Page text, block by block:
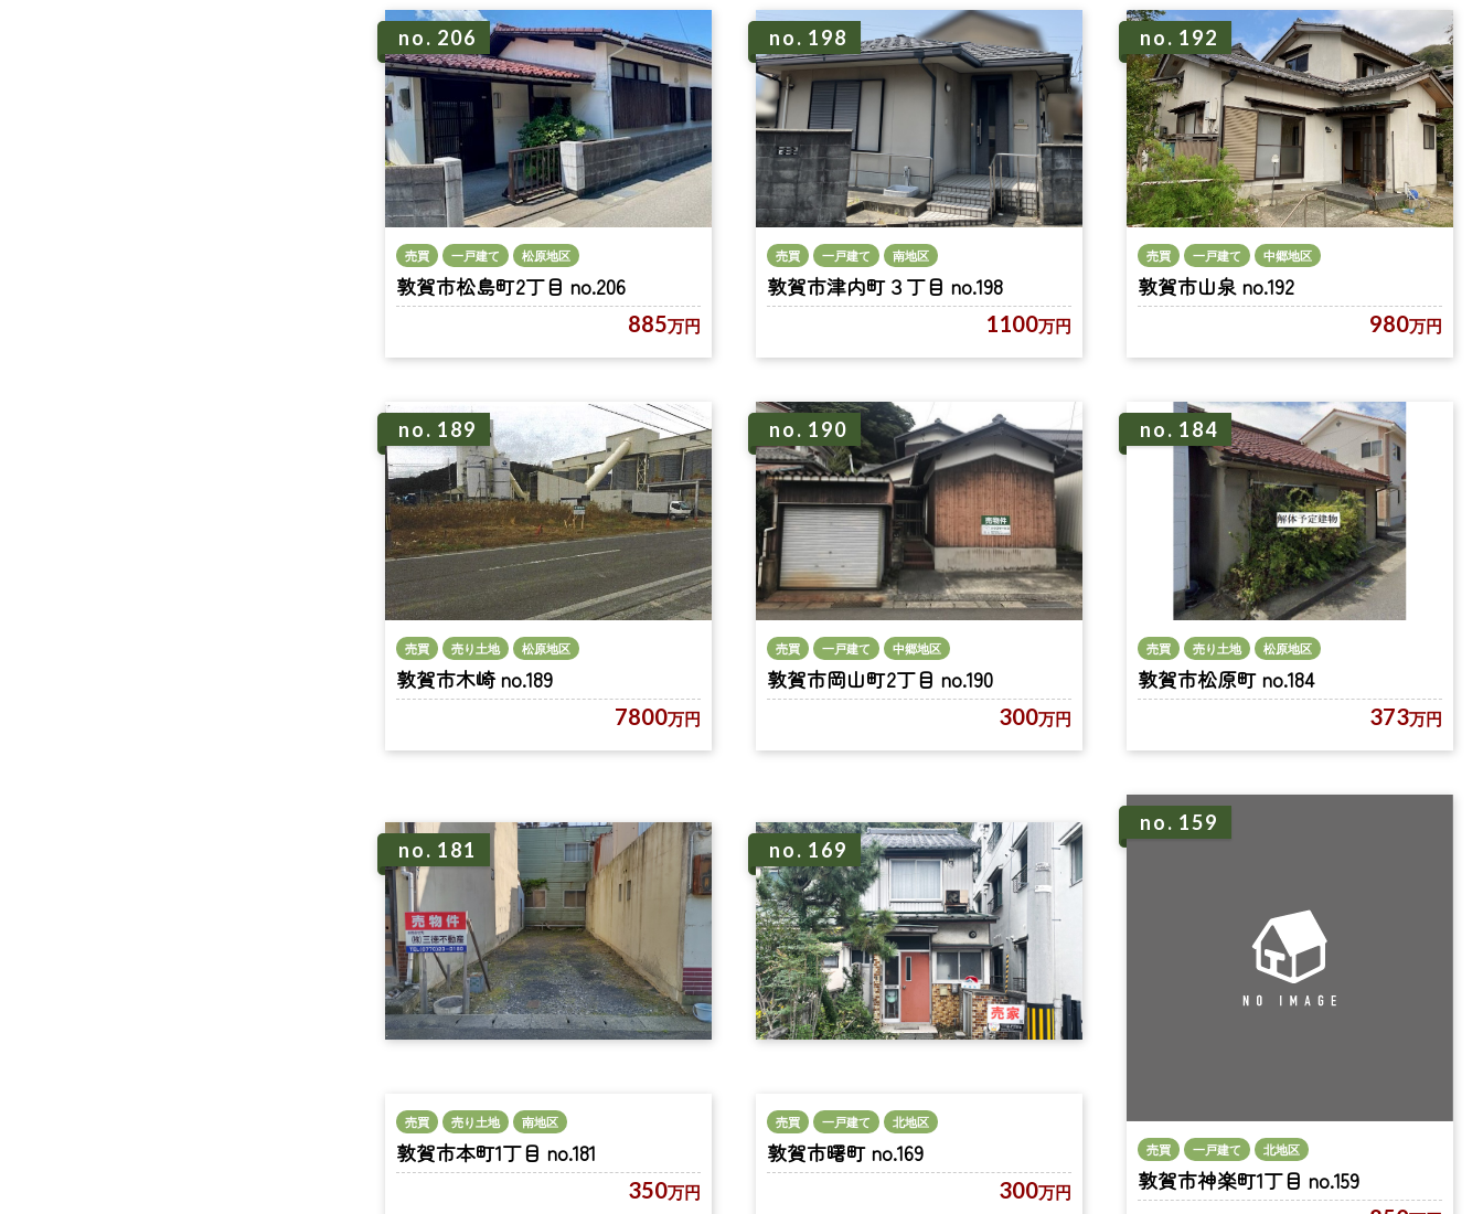
no. 206
売買 一戸建て 松原地区
敦賀市松島町2丁目 no.206
885万円
no. 198
売買 一戸建て 南地区
敦賀市津内町３丁目 no.198
1100万円
no. 192
売買 一戸建て 中郷地区
敦賀市山泉 no.192
980万円
no. 189
売買 売り土地 松原地区
敦賀市木崎 no.189
7800万円
no. 190
売買 一戸建て 中郷地区
敦賀市岡山町2丁目 no.190
300万円
no. 184
売買 売り土地 松原地区
敦賀市松原町 no.184
373万円
no. 181
売買 売り土地 南地区
敦賀市本町1丁目 no.181
350万円
no. 169
売買 一戸建て 北地区
敦賀市曙町 no.169
300万円
no. 159
売買 一戸建て 北地区
敦賀市神楽町1丁目 no.159